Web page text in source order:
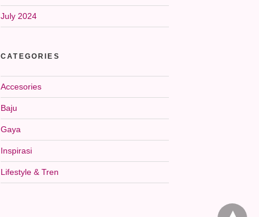
July 2024
CATEGORIES
Accesories
Baju
Gaya
Inspirasi
Lifestyle & Tren